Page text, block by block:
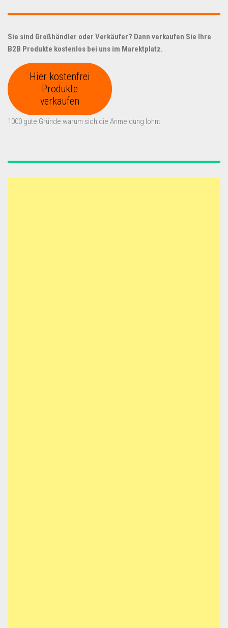
Sie sind Großhändler oder Verkäufer? Dann verkaufen Sie Ihre
B2B Produkte kostenlos bei uns im Marektplatz.
Hier kostenfrei
Produkte
verkaufen
1000 gute Gründe warum sich die Anmeldung lohnt.